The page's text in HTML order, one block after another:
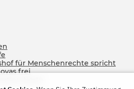
für Menschenrechte spricht
frei